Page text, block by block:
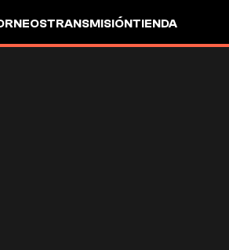
TRANSMISIÓNTIENDA